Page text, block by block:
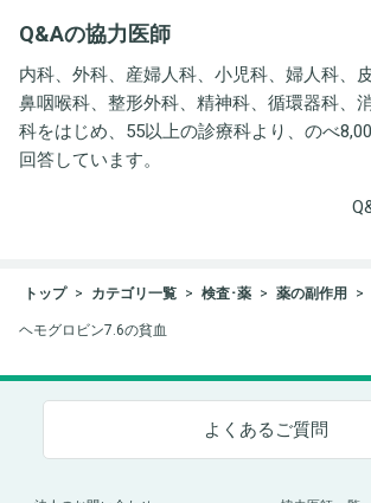
Q&Aの協力医師
内科、外科、産婦人科、小児科、婦人科、
鼻咽喉科、整形外科、精神科、循環器科、
科をはじめ、55以上の診療科より、のべ
回答しています。
トップ カテゴリ一覧 検査･薬 薬の副作用
ヘモグロビン7.6の貧血
よくあるご質問